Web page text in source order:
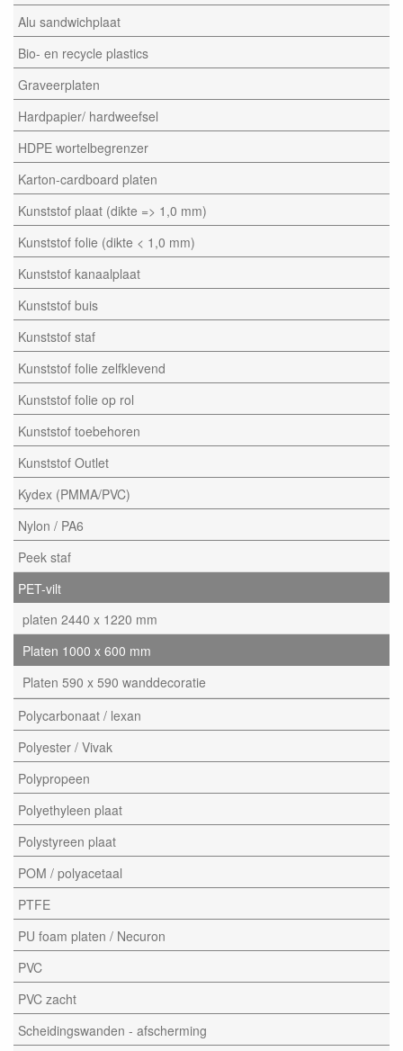
Alu sandwichplaat
Bio- en recycle plastics
Graveerplaten
Hardpapier/ hardweefsel
HDPE wortelbegrenzer
Karton-cardboard platen
Kunststof plaat (dikte => 1,0 mm)
Kunststof folie (dikte < 1,0 mm)
Kunststof kanaalplaat
Kunststof buis
Kunststof staf
Kunststof folie zelfklevend
Kunststof folie op rol
Kunststof toebehoren
Kunststof Outlet
Kydex (PMMA/PVC)
Nylon / PA6
Peek staf
PET-vilt
platen 2440 x 1220 mm
Platen 1000 x 600 mm
Platen 590 x 590 wanddecoratie
Polycarbonaat / lexan
Polyester / Vivak
Polypropeen
Polyethyleen plaat
Polystyreen plaat
POM / polyacetaal
PTFE
PU foam platen / Necuron
PVC
PVC zacht
Scheidingswanden - afscherming